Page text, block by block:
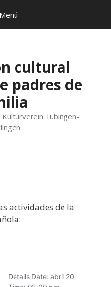
Menú
cultural
padres de
Kulturverein Tübingen-
actividades de la